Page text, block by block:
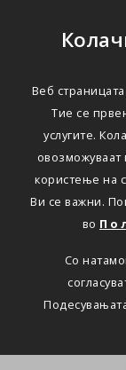
Веб
Тие се
услугите.
овозможуваат
користење на
Ви се важни.
во
Со